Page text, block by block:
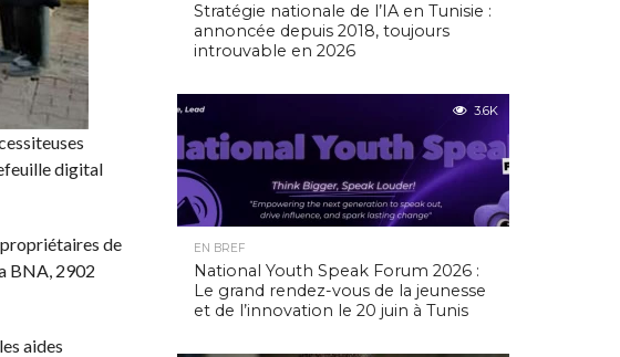
digital
de
BNA, 2902
aides
Stratégie nationale de l’IA en Tunisie :
annoncée depuis 2018, toujours
introuvable en 2026
3.6K
EN BREF
National Youth Speak Forum 2026 :
Le grand rendez-vous de la jeunesse
et de l’innovation le 20 juin à Tunis